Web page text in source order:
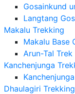
Gosainkund
Langtang
Makalu Trekking
Makalu Base
Arun-Tal Trek
Kanchenjunga
Dhaulagiri Trekking